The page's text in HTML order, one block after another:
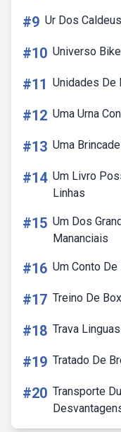
#9 Ur Dos
#10 Universo
#11 Unidades De
#12 Uma Urna
#13 Uma
#14 Um Livro
Linhas
#15 Um Dos
Mananciais
#16 Um Conto
#17 Treino De
#18 Trava
#19 Tratado De
#20 Transporte